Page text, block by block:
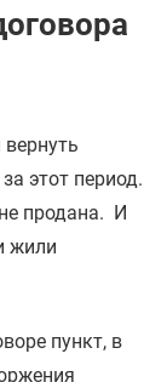
этот период.
продана. И
жили
пункт, в